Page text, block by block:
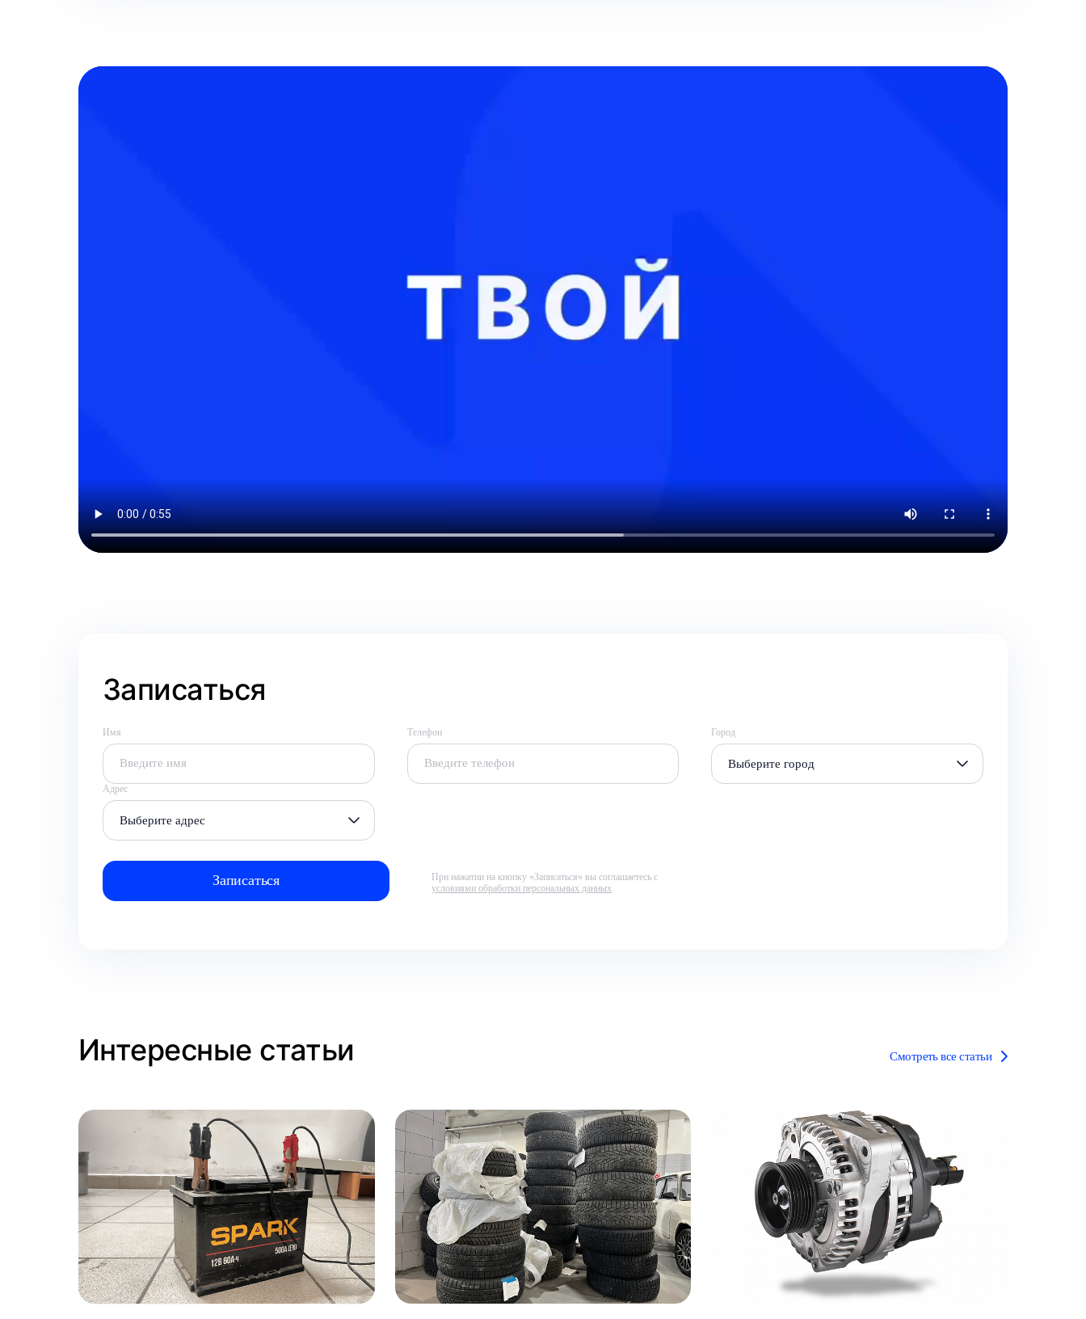
Записаться
Имя Телефон Город
Выберите город
Адрес
Выберите адрес
При нажатии на кнопку «Записаться» вы соглашаетесь с
условиями обработки персональных данных
Интересные статьи Смотреть все статьи